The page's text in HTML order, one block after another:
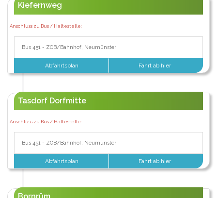
Kiefernweg
Anschluss zu Bus / Haltestelle:
Bus 451 - ZOB/Bahnhof, Neumünster
Abfahrtsplan Fahrt ab hier
Tasdorf Dorfmitte
Anschluss zu Bus / Haltestelle:
Bus 451 - ZOB/Bahnhof, Neumünster
Abfahrtsplan Fahrt ab hier
Bornrüm